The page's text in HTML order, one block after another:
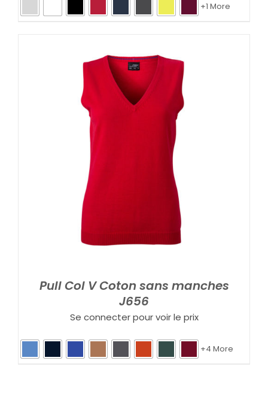
+1 More
Pull Col V Coton sans manches
J656
Se connecter pour voir le prix
+4 More